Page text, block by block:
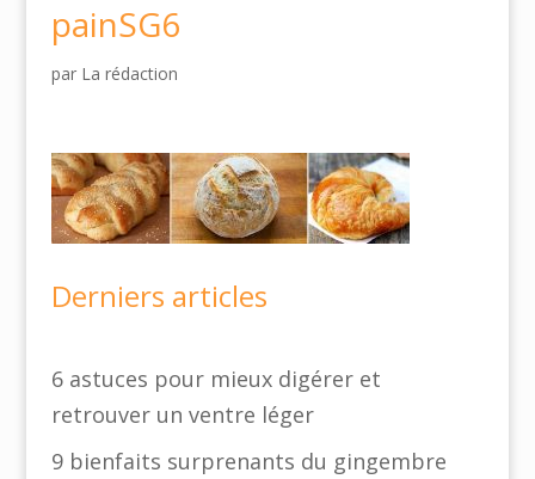
painSG6
par La rédaction
Derniers articles
6 astuces pour mieux digérer et
retrouver un ventre léger
9 bienfaits surprenants du gingembre